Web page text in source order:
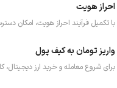
احراز هویت
با تکمیل فرآیند احراز هویت، امکان
واریز تومان به کیف پول
برای شروع معامله و خرید ارز